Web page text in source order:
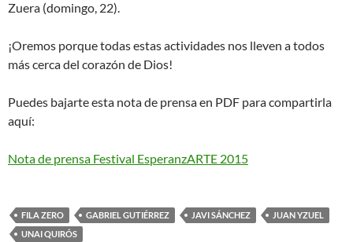
Zuera (domingo, 22).
¡Oremos porque todas estas actividades nos lleven a todos
más cerca del corazón de Dios!
Puedes bajarte esta nota de prensa en PDF para compartirla
aquí:
Nota de prensa Festival EsperanzARTE 2015
FILA ZERO GABRIEL GUTIÉRREZ JAVI SÁNCHEZ
JUAN YZUEL
UNAI QUIRÓS